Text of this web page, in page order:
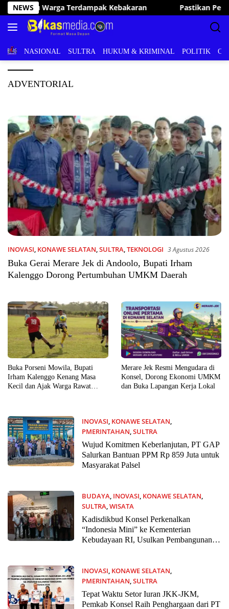
Langsung
ke
konten
NEWSPastikan Pelayanan Publik Optimal, Irham Kalenggo
BERITANASIONAL SULTRA HUKUM & KRIMINAL POLITIK
ADVENTORIAL
INOVASI, KONAWE SELATAN,SULTRA,TEKNOLOGI 3 Agustus 2026
Buka Gerai Merare Jek di Andoolo, Bupati Irham
Kalenggo Dorong Pertumbuhan UMKM Daerah
Buka Porseni Mowila, Bupati
Irham Kalenggo Kenang Masa
Kecil dan Ajak Warga Rawat
Merare Jek Resmi Mengudara di
Konsel, Dorong Ekonomi UMKM
dan Buka Lapangan Kerja Lokal
INOVASI, KONAWE SELATAN,
PMERINTAHAN,SULTRA
28 Juli 2026
Wujud Komitmen Keberlanjutan, PT GAP
Salurkan Bantuan PPM Rp 859 Juta untuk
Masyarakat Palsel
BUDAYA, INOVASI, KONAWE SELATAN,
SULTRA,WISATA
28 Juli 2026
Kadisdikbud Konsel Perkenalkan
“Indonesia Mini” ke Kementerian
Kebudayaan RI, Usulkan Pembangunan
INOVASI, KONAWE SELATAN,
PMERINTAHAN,SULTRA
22 Juli 2026
Tepat Waktu Setor Iuran JKK-JKM,
Pemkab Konsel Raih Penghargaan dari PT